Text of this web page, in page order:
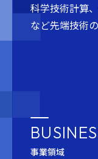
科学技術計算
など先端技術
事業領域